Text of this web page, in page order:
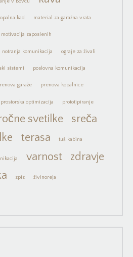
kad material za garažna vrata
motivacija zaposlenih
notranja komunikacija ograje za živali
sistemi poslovna komunikacija
garaže prenova kopalnice
prostorska optimizacija prototipiranje
svetilke
sreča
terasa tuš kabina
varnost
zdravje
zpiz živinoreja